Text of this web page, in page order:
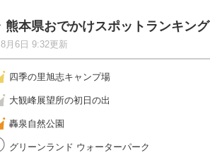
熊本県おでかけスポットランキング
8月6日 9:32更新
四季の里旭志キャンプ場
大観峰展望所の初日の出
轟泉自然公園
グリーンランド ウォーターパーク